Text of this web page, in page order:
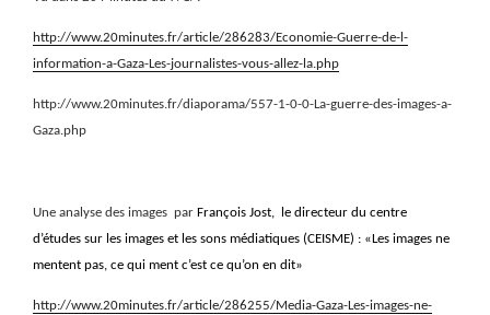
http://www.20minutes.fr/article/286283/Economie-Guerre-de-l-
information-a-Gaza-Les-journalistes-vous-allez-la.php
http://www.20minutes.fr/diaporama/557-1-0-0-La-guerre-des-images-a-
Gaza.php
Une analyse des images par François Jost,
le directeur du centre
d’études sur les images et les sons médiatiques (CEISME) : «Les images ne
mentent pas, ce qui ment c’est ce qu’on en dit»
http://www.20minutes.fr/article/286255/Media-Gaza-Les-images-ne-